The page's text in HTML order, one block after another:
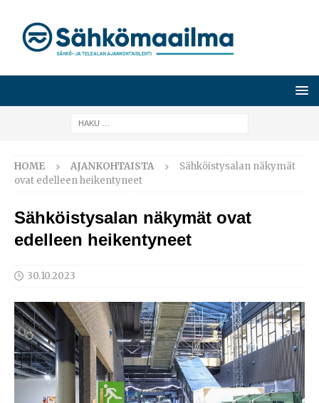
HOME AJANKOHTAISTA
Sähköistysalan näkymät
ovat edelleen heikentyneet
Sähköistysalan näkymät ovat
edelleen heikentyneet
30.10.2023